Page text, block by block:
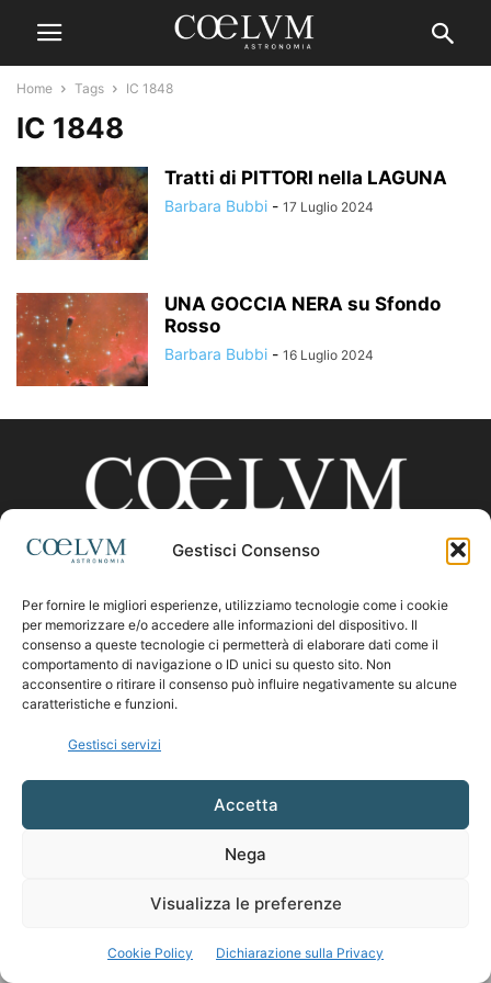
Gestisci Consenso
Per fornire le migliori esperienze, utilizziamo tecnologie come i cookie
per memorizzare e/o accedere alle informazioni del dispositivo. Il
consenso a queste tecnologie ci permetterà di elaborare dati come il
comportamento di navigazione o ID unici su questo sito. Non
acconsentire o ritirare il consenso può influire negativamente su alcune
caratteristiche e funzioni.
Gestisci servizi
Accetta
Nega
Visualizza le preferenze
Cookie Policy Dichiarazione sulla Privacy
Home Tags IC 1848
IC 1848
Tratti di PITTORI nella LAGUNA
Barbara Bubbi - 17 Luglio 2024
UNA GOCCIA NERA su Sfondo
Rosso
Barbara Bubbi - 16 Luglio 2024
CHI SIAMO
Contattaci:coelumastro@coelum.com